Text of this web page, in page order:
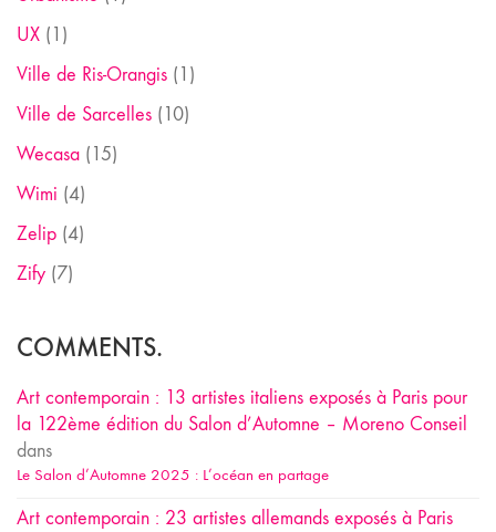
UX (1)
Ville de Ris-Orangis (1)
Ville de Sarcelles (10)
Wecasa (15)
Wimi (4)
Zelip (4)
Zify (7)
COMMENTS.
Art contemporain : 13 artistes italiens exposés à Paris pour
la 122ème édition du Salon d’Automne – Moreno Conseil
dans
Le Salon d’Automne 2025 : L’océan en partage
Art contemporain : 23 artistes allemands exposés à Paris